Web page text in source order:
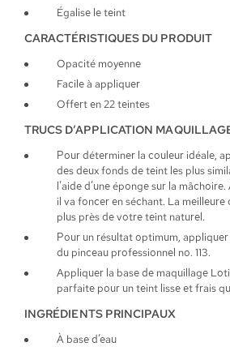
Égalise le teint
CARACTÉRISTIQUES DU PRODUIT
Opacité moyenne
Facile à appliquer
Offert en 22 teintes
TRUCS D’APPLICATION
Pour déterminer la couleur idéale,
des deux fonds de teint les plus
l’aide d’une éponge sur la
il va foncer en séchant. La meilleure
plus près de votre teint naturel.
Pour un résultat optimum,
du pinceau professionnel no. 113.
Appliquer la base de maquillage
parfaite pour un teint lisse et frais
INGRÉDIENTS PRINCIPAUX
À base d’eau